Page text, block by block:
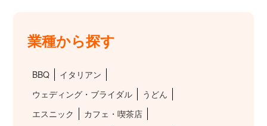
業種から探す
BBQ
イタリアン
ウェディング・ブライダル
うどん
エスニック
カフェ・喫茶店